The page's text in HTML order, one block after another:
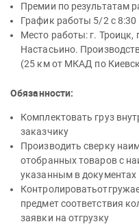
Премии по результатам
График работы 5/2 с 8:30
Место работы: г. Троицк,
Настасьино.
(25 км от МКАД по
Обязанности:
Комплектовать груз
заказчику
Производить сверку
отобранных товаров с
указанным в документах
предмет соответствия
заявки на отгрузку